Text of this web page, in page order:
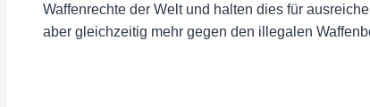
Waffenrechte der Welt und halten dies für
aber gleichzeitig mehr gegen den illegalen